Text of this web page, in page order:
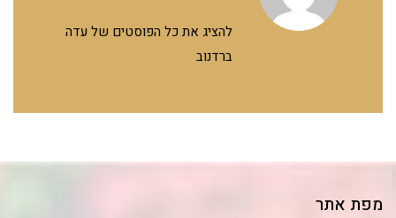
להציג את כל הפוסטים של עדה
ברדנוב
מפת אתר